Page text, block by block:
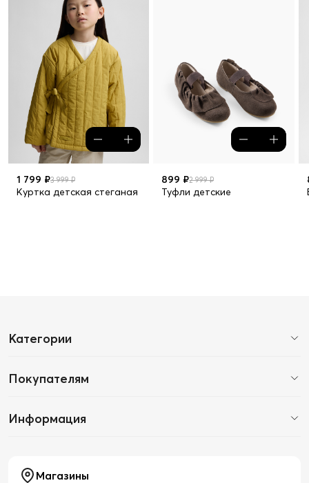
1 799 ₽3 999 ₽
Куртка детская стеганая
899 ₽2 999 ₽
Туфли детские
Категории
Покупателям
Информация
Магазины